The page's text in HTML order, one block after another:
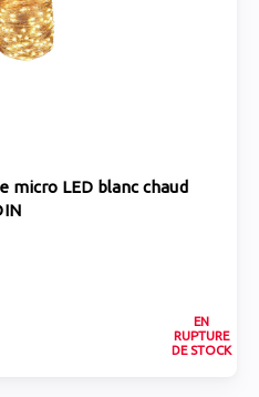
micro LED blanc chaud
EN
RUPTURE
DE STOCK